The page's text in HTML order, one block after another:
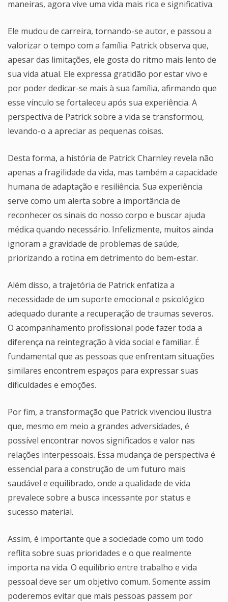
maneiras, agora vive uma vida mais rica e significativa.
Ele mudou de carreira, tornando-se autor, e passou a
valorizar o tempo com a família. Patrick observa que,
apesar das limitações, ele gosta do ritmo mais lento de
sua vida atual. Ele expressa gratidão por estar vivo e
por poder dedicar-se mais à sua família, afirmando que
esse vínculo se fortaleceu após sua experiência. A
perspectiva de Patrick sobre a vida se transformou,
levando-o a apreciar as pequenas coisas.
Desta forma, a história de Patrick Charnley revela não
apenas a fragilidade da vida, mas também a capacidade
humana de adaptação e resiliência. Sua experiência
serve como um alerta sobre a importância de
reconhecer os sinais do nosso corpo e buscar ajuda
médica quando necessário. Infelizmente, muitos ainda
ignoram a gravidade de problemas de saúde,
priorizando a rotina em detrimento do bem-estar.
Além disso, a trajetória de Patrick enfatiza a
necessidade de um suporte emocional e psicológico
adequado durante a recuperação de traumas severos.
O acompanhamento profissional pode fazer toda a
diferença na reintegração à vida social e familiar. É
fundamental que as pessoas que enfrentam situações
similares encontrem espaços para expressar suas
dificuldades e emoções.
Por fim, a transformação que Patrick vivenciou ilustra
que, mesmo em meio a grandes adversidades, é
possível encontrar novos significados e valor nas
relações interpessoais. Essa mudança de perspectiva é
essencial para a construção de um futuro mais
saudável e equilibrado, onde a qualidade de vida
prevalece sobre a busca incessante por status e
sucesso material.
Assim, é importante que a sociedade como um todo
reflita sobre suas prioridades e o que realmente
importa na vida. O equilíbrio entre trabalho e vida
pessoal deve ser um objetivo comum. Somente assim
poderemos evitar que mais pessoas passem por